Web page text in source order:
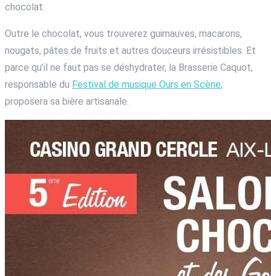
chocolat.
Outre le chocolat, vous trouverez guimauves, macarons,
nougats, pâtes de fruits et autres douceurs irrésistibles. Et
parce qu’il ne faut pas se déshydrater, la Brasserie Caquot,
responsable du Festival de musique Ours en Scène,
proposera sa bière artisanale.